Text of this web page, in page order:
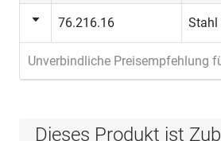
76.216.16 Stahl
Unverbindliche Preisempfehlung
Dieses Produkt ist